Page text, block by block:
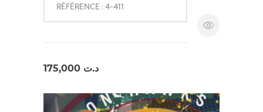
RÉFÉRENCE : 4-411
د.ت